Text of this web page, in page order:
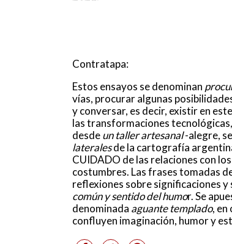
Contratapa:
Estos ensayos se denominan
vías, procurar algunas
y conversar, es decir, existir en
las transformaciones
desdeun taller artesanal-alegre,
lateralesde la cartografía
CUIDADO de las relaciones con
costumbres. Las frases tomadas
reflexiones sobre significaciones
común y sentido del humor. Se
denominada aguante templado, en
confluyen imaginación, humor y